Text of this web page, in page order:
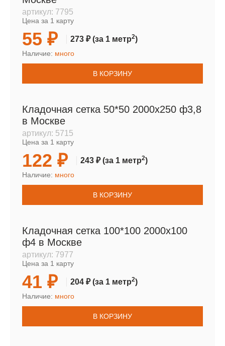
артикул: 7795
Цена за 1 карту
55 ₽ 273 ₽(за 1 метр2)
Наличие: много
В КОРЗИНУ
Кладочная сетка 50*50 2000х250 ф3,8
в Москве
артикул: 5715
Цена за 1 карту
122 ₽ 243 ₽(за 1 метр2)
Наличие: много
В КОРЗИНУ
Кладочная сетка 100*100 2000х100
ф4 в Москве
артикул: 7977
Цена за 1 карту
41 ₽ 204 ₽(за 1 метр2)
Наличие: много
В КОРЗИНУ